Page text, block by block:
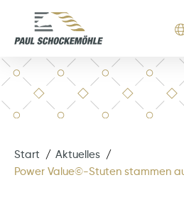
Start
Aktuelles
Power Value©-Stuten stammen